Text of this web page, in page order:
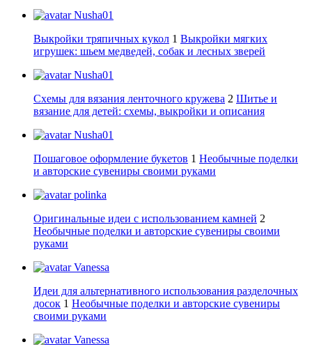
Nusha01
Выкройки тряпичных кукол 1 Выкройки мягких
игрушек: шьем медведей, собак и лесных зверей
Nusha01
Схемы для вязания ленточного кружева 2 Шитье и
вязание для детей: схемы, выкройки и описания
Nusha01
Пошаговое оформление букетов 1 Необычные поделки
и авторские сувениры своими руками
polinka
Оригинальные идеи с использованием камней 2
Необычные поделки и авторские сувениры своими
руками
Vanessa
Идеи для альтернативного использования разделочных
досок 1 Необычные поделки и авторские сувениры
своими руками
Vanessa